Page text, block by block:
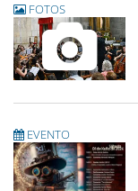
FOTOS
EVENTO